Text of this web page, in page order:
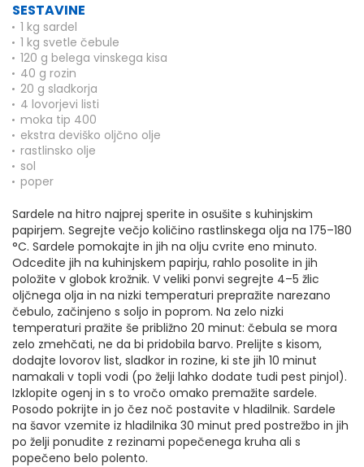
SESTAVINE
1 kg sardel
1 kg svetle čebule
120 g belega vinskega kisa
40 g rozin
20 g sladkorja
4 lovorjevi listi
moka tip 400
ekstra deviško oljčno olje
rastlinsko olje
sol
poper
Sardele na hitro najprej sperite in osušite s kuhinjskim
papirjem. Segrejte večjo količino rastlinskega olja na 175–180
°C. Sardele pomokajte in jih na olju cvrite eno minuto.
Odcedite jih na kuhinjskem papirju, rahlo posolite in jih
položite v globok krožnik. V veliki ponvi segrejte 4–5 žlic
oljčnega olja in na nizki temperaturi prepražite narezano
čebulo, začinjeno s soljo in poprom. Na zelo nizki
temperaturi pražite še približno 20 minut: čebula se mora
zelo zmehčati, ne da bi pridobila barvo. Prelijte s kisom,
dodajte lovorov list, sladkor in rozine, ki ste jih 10 minut
namakali v topli vodi (po želji lahko dodate tudi pest pinjol).
Izklopite ogenj in s to vročo omako premažite sardele.
Posodo pokrijte in jo čez noč postavite v hladilnik. Sardele
na šavor vzemite iz hladilnika 30 minut pred postrežbo in jih
po želji ponudite z rezinami popečenega kruha ali s
popečeno belo polento.